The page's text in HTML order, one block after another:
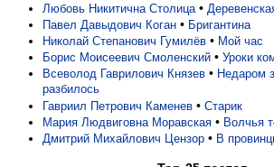
Любовь Никитична Столица •
Павел Давыдович Коган • Бригантина
Николай Степанович Гумилёв • Мой час
Борис Моисеевич Смоленский • Уроки
Всеволод Гаврилович Князев • Недаром
разбилось
Гавриил Петрович Каменев • Старик
Мария Людвиговна Моравская • Волчья
Дмитрий Михайлович Цензор • В